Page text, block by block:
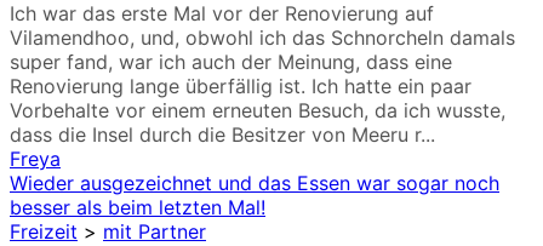
Ich war das erste Mal vor der Renovierung auf
Vilamendhoo, und, obwohl ich das Schnorcheln damals
super fand, war ich auch der Meinung, dass eine
Renovierung lange überfällig ist. Ich hatte ein paar
Vorbehalte vor einem erneuten Besuch, da ich wusste,
dass die Insel durch die Besitzer von Meeru r...
Freya
Wieder ausgezeichnet und das Essen war sogar noch
besser als beim letzten Mal!
Freizeit > mit Partner